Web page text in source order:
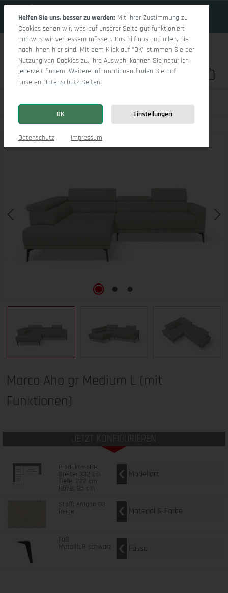
Du hast 0
Marco Aho gr Medium L (mit Funktionen)
Bildergalerie überspringen
Marco Aho gr Medium L (mit
Funktionen)
JETZT KONFIGURIEREN
Produktmaße
Breite: 332 cm
Tiefe: 222 cm
Höhe: 95 cm
Modellart
Stoff: Aragon 03
beige Material & Farbe
Fuß
Metallfuß schwarz Füsse
Helfen Sie uns, besser zu werden: Mit Ihrer Zustimmung zu
Cookies sehen wir, was auf unserer Seite gut funktioniert
und was wir verbessern müssen. Das hilf uns und allen, die
nach Ihnen hier sind. Mit dem Klick auf "OK" stimmen Sie der
Nutzung von Cookies zu. Ihre Auswahl können Sie natürlich
jederzeit ändern. Weitere Informationen finden Sie auf
unseren Datenschutz-Seiten.
OK Einstellungen
Datenschutz Impressum